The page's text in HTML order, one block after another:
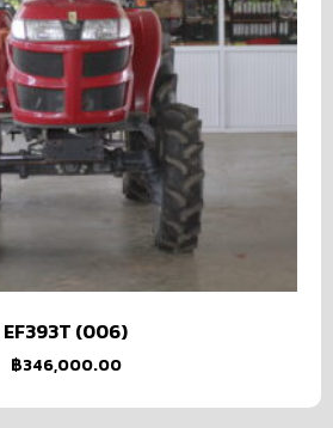
EF393T (006)
฿346,000.00